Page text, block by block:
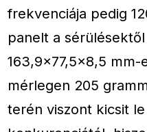
frekvenciája pedig
panelt a
163,9×77,5×8,5 mm-
mérlegen 205
terén viszont kicsit